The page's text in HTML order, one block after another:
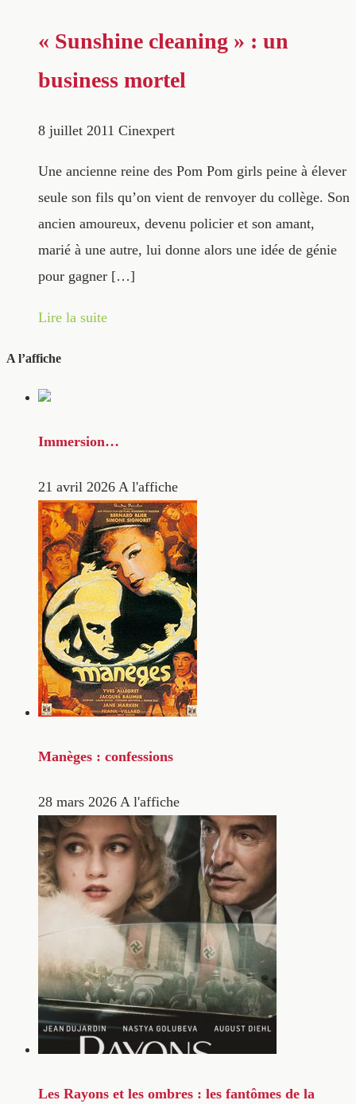
« Sunshine cleaning » : un
business mortel
8 juillet 2011 Cinexpert
Une ancienne reine des Pom Pom girls peine à élever
seule son fils qu’on vient de renvoyer du collège. Son
ancien amoureux, devenu policier et son amant,
marié à une autre, lui donne alors une idée de génie
pour gagner […]
Lire la suite
A l’affiche
Immersion…
21 avril 2026 A l'affiche
Manèges : confessions
28 mars 2026 A l'affiche
Les Rayons et les ombres : les fantômes de la